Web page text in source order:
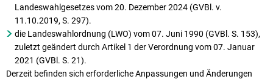
Landeswahlgesetzes vom 20. Dezember 2024 (GVBl. v.
11.10.2019, S. 297).
die Landeswahlordnung (LWO) vom 07. Juni 1990 (GVBl. S. 153),
zuletzt geändert durch Artikel 1 der Verordnung vom 07. Januar
2021 (GVBl. S. 21).
Derzeit befinden sich erforderliche Anpassungen und Änderungen